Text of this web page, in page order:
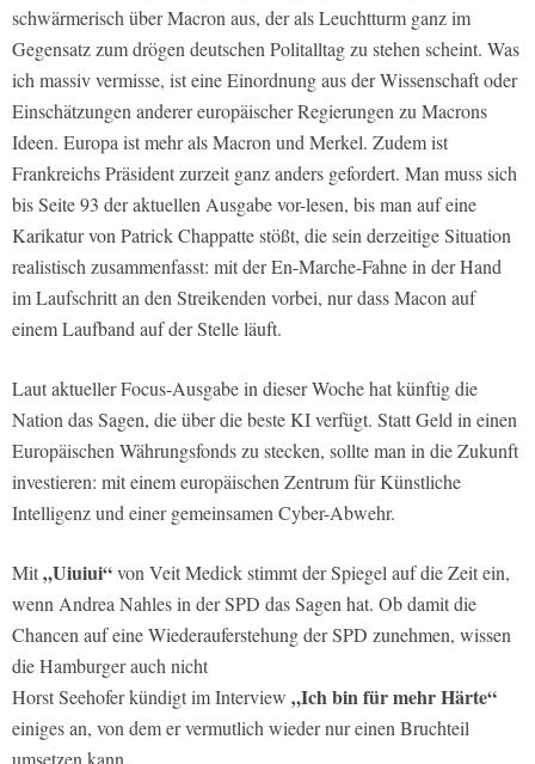
schwärmerisch über Macron aus, der als Leuchtturm ganz im
Gegensatz zum drögen deutschen Politalltag zu stehen scheint. Was
ich massiv vermisse, ist eine Einordnung aus der Wissenschaft oder
Einschätzungen anderer europäischer Regierungen zu Macrons
Ideen. Europa ist mehr als Macron und Merkel. Zudem ist
Frankreichs Präsident zurzeit ganz anders gefordert. Man muss sich
bis Seite 93 der aktuellen Ausgabe vor-lesen, bis man auf eine
Karikatur von Patrick Chappatte stößt, die sein derzeitige Situation
realistisch zusammenfasst: mit der En-Marche-Fahne in der Hand
im Laufschritt an den Streikenden vorbei, nur dass Macon auf
einem Laufband auf der Stelle läuft.
Laut aktueller Focus-Ausgabe in dieser Woche hat künftig die
Nation das Sagen, die über die beste KI verfügt. Statt Geld in einen
Europäischen Währungsfonds zu stecken, sollte man in die Zukunft
investieren: mit einem europäischen Zentrum für Künstliche
Intelligenz und einer gemeinsamen Cyber-Abwehr.
Mit„Uiuiui“von Veit Medick stimmt der Spiegel auf die Zeit ein,
wenn Andrea Nahles in der SPD das Sagen hat. Ob damit die
Chancen auf eine Wiederauferstehung der SPD zunehmen, wissen
die Hamburger auch nicht
Horst Seehofer kündigt im Interview „Ich bin für mehr Härte“
einiges an, von dem er vermutlich wieder nur einen Bruchteil
umsetzen kann.